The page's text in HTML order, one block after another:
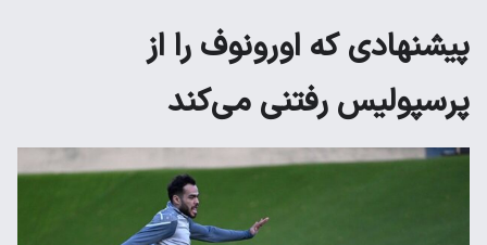
پیشنهادی که اورونوف را از
پرسپولیس رفتنی می‌کند